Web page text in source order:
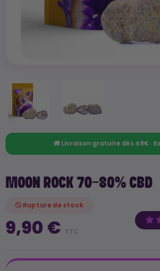
🚚 Livraison gratuite dès 49€ ·
MOON ROCK 70-80% CBD
Rupture de stock
9,90 € TTC